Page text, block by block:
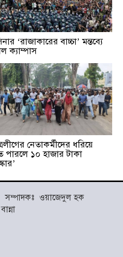
‘রাজাকারের বাচ্চা’ মন্তব্যে
ক্যাম্পাস
নেতাকর্মীদের ধরিয়ে
পারলে ১০ হাজার টাকা
সম্পাদকঃ ওয়াজেদুল হক